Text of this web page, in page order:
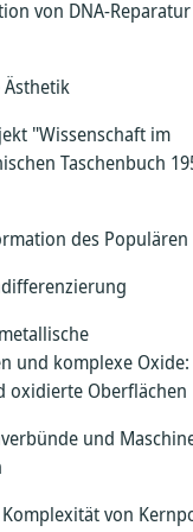
schwerste
von DNA-
Ästhetik
"Wissenschaft im
Taschenbuch
des Populären
und komplexe
oxidierte Oberflächen
und
Komplexität von